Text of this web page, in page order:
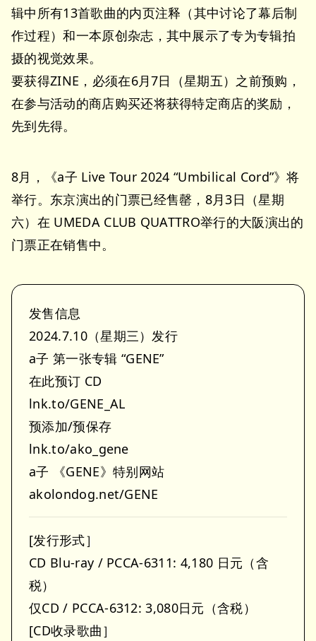
辑中所有13首歌曲的内页注释（其中讨论了幕后制
作过程）和一本原创杂志，其中展示了专为专辑拍
摄的视觉效果。
要获得ZINE，必须在6月7日（星期五）之前预购，
在参与活动的商店购买还将获得特定商店的奖励，
先到先得。
8月，《a子 Live Tour 2024 “Umbilical Cord”》将
举行。东京演出的门票已经售罄，8月3日（星期
六）在 UMEDA CLUB QUATTRO举行的大阪演出的
门票正在销售中。
发售信息
2024.7.10（星期三）发行
a子 第一张专辑 “GENE”
在此预订 CD
lnk.to/GENE_AL
预添加/预保存
lnk.to/ako_gene
a子 《GENE》特别网站
akolondog.net/GENE
[发行形式］
CD Blu-ray / PCCA-6311: 4,180 日元（含
税）
仅CD / PCCA-6312: 3,080日元（含税）
[CD收录歌曲］